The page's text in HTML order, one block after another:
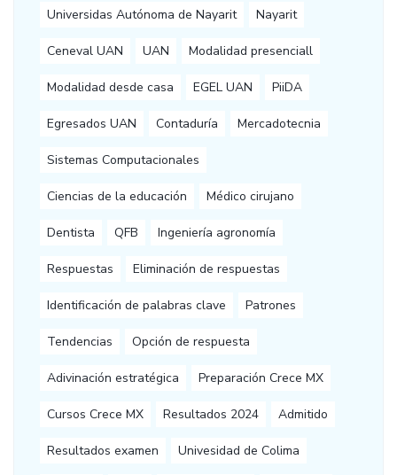
Universidas Autónoma de Nayarit Nayarit
Ceneval UAN UAN Modalidad presenciall
Modalidad desde casa EGEL UAN PiiDA
Egresados UAN Contaduría Mercadotecnia
Sistemas Computacionales
Ciencias de la educación Médico cirujano
Dentista QFB Ingeniería agronomía
Respuestas Eliminación de respuestas
Identificación de palabras clave Patrones
Tendencias Opción de respuesta
Adivinación estratégica Preparación Crece MX
Cursos Crece MX Resultados 2024 Admitido
Resultados examen Univesidad de Colima